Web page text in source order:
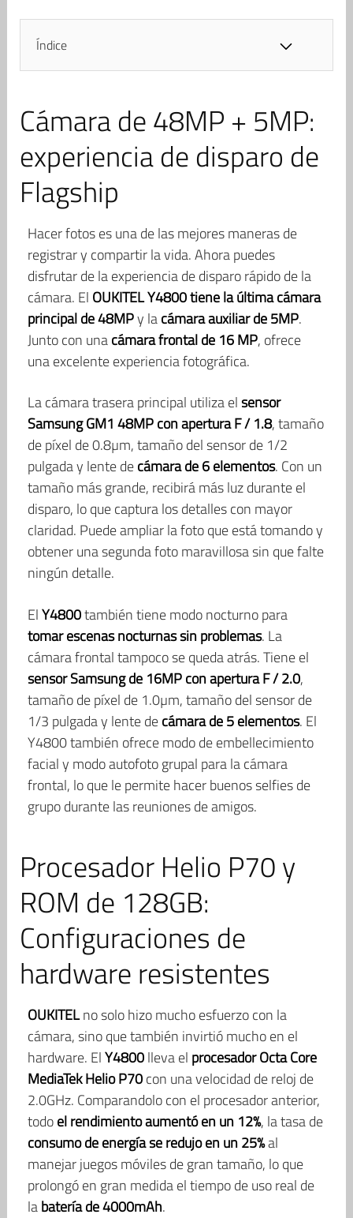
Índice
Cámara de 48MP + 5MP:
experiencia de disparo de
Flagship
Hacer fotos es una de las mejores maneras de
registrar y compartir la vida. Ahora puedes
disfrutar de la experiencia de disparo rápido de la
cámara. El OUKITEL Y4800 tiene la última cámara
principal de 48MPy lacámara auxiliar de 5MP.
Junto con unacámara frontal de 16 MP, ofrece
una excelente experiencia fotográfica.
La cámara trasera principal utiliza elsensor
Samsung GM1 48MP con apertura F / 1.8, tamaño
de píxel de 0.8µm, tamaño del sensor de 1/2
pulgada y lente decámara de 6 elementos. Con un
tamaño más grande, recibirá más luz durante el
disparo, lo que captura los detalles con mayor
claridad. Puede ampliar la foto que está tomando y
obtener una segunda foto maravillosa sin que falte
ningún detalle.
ElY4800también tiene modo nocturno para
tomar escenas nocturnas sin problemas. La
cámara frontal tampoco se queda atrás. Tiene el
sensor Samsung de 16MP con apertura F / 2.0,
tamaño de píxel de 1.0µm, tamaño del sensor de
1/3 pulgada y lente decámara de 5 elementos. El
Y4800 también ofrece modo de embellecimiento
facial y modo autofoto grupal para la cámara
frontal, lo que le permite hacer buenos selfies de
grupo durante las reuniones de amigos.
Procesador Helio P70 y
ROM de 128GB:
Configuraciones de
hardware resistentes
OUKITELno solo hizo mucho esfuerzo con la
cámara, sino que también invirtió mucho en el
hardware. ElY4800lleva el procesador Octa Core
MediaTek Helio P70con una velocidad de reloj de
2.0GHz. Comparandolo con el procesador anterior,
todoel rendimiento aumentó en un 12%, la tasa de
consumo de energía se redujo en un 25%al ​​
manejar juegos móviles de gran tamaño, lo que
prolongó en gran medida el tiempo de uso real de
labatería de 4000mAh.